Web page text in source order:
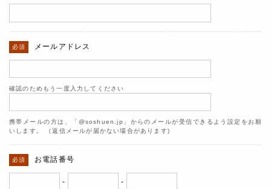
メールアドレス
確認のためもう一度入力してください
携帯メールの方は、「@soshuen.jp」からのメールが受信できるよう設定をお願
いします。 （返信メールが届かない場合があります)
お電話番号
- -